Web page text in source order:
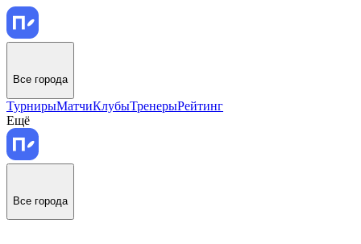
Все города
ТурнирыМатчиКлубыТренерыРейтинг
Ещё
Все города